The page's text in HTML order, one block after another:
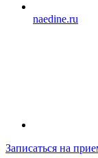
naedine.ru
Записаться на